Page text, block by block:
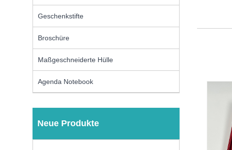
Geschenkstifte
Broschüre
Maßgeschneiderte Hülle
Agenda Notebook
Neue Produkte